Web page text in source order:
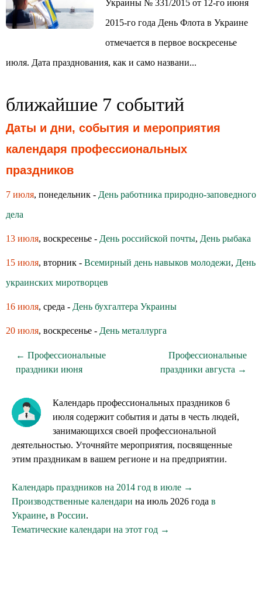
Украины № 331/2015 от 12-го июня
2015-го года День Флота в Украине
отмечается в первое воскресенье
июля. Дата празднования, как и само названи...
ближайшие 7 событий
Даты и дни, события и мероприятия
календаря профессиональных
праздников
7 июля, понедельник - День работника природно-заповедного
дела
13 июля, воскресенье - День российской почты, День рыбака
15 июля, вторник - Всемирный день навыков молодежи, День
украинских миротворцев
16 июля, среда - День бухгалтера Украины
20 июля, воскресенье - День металлурга
← Профессиональные
праздники июня
Профессиональные
праздники августа →
Календарь профессиональных праздников 6
июля содержит события и даты в честь людей,
занимающихся своей профессиональной
деятельностью. Уточняйте мероприятия, посвященные
этим праздникам в вашем регионе и на предприятии.
Календарь праздников на 2014 год в июле →
Производственные календари на июль 2026 года в
Украине, в России.
Тематические календари на этот год →